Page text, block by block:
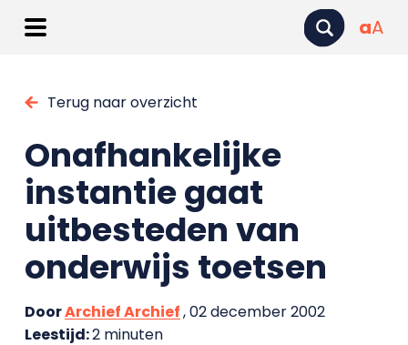
aA
Terug naar overzicht
Onafhankelijke
instantie gaat
uitbesteden van
onderwijs toetsen
DoorArchief Archief, 02 december 2002
Leestijd:2 minuten